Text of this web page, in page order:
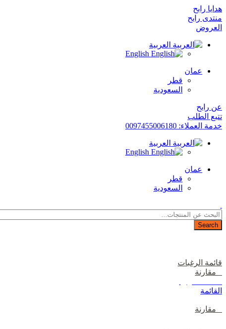
هدايا رابح
منتدى رابح
العروض
العربية
English
عمان
قطر
السعودية
عن رابح
تتبع الطلب
خدمة العملاء: 0097455006180
العربية
English
عمان
قطر
السعودية
Search
قائمة الرغبات
مقارنة
القائمة
مقارنة